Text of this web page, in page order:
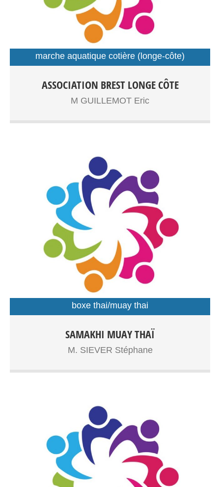
Longe côte adultes,senior Sport santé Entrainements:
Plage du Moulin Blanc
marche aquatique cotière (longe-côte)
ASSOCIATION BREST LONGE CÔTE
M GUILLEMOT Eric
Boxe Thaïlandaise à partir de 7ans, adolescents, adultes
Entrainements: Gymnase Dupouy
boxe thai/muay thai
SAMAKHI MUAY THAÏ
M. SIEVER Stéphane